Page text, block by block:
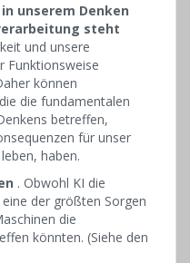
unserem Denken
steht
und unsere
Funktionsweise
können
die fundamentalen
betreffen,
für unser
haben.
. Obwohl KI die
der größten Sorgen
die
könnten. (Siehe den